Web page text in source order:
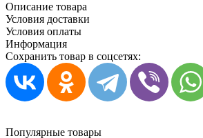
Описание товара
Условия доставки
Условия оплаты
Информация
Сохранить товар в соцсетях:
Популярные товары